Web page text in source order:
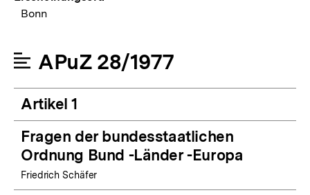
Bonn
APuZ 28/1977
Artikel 1
Fragen der bundesstaatlichen
Ordnung Bund -Länder -Europa
Friedrich Schäfer